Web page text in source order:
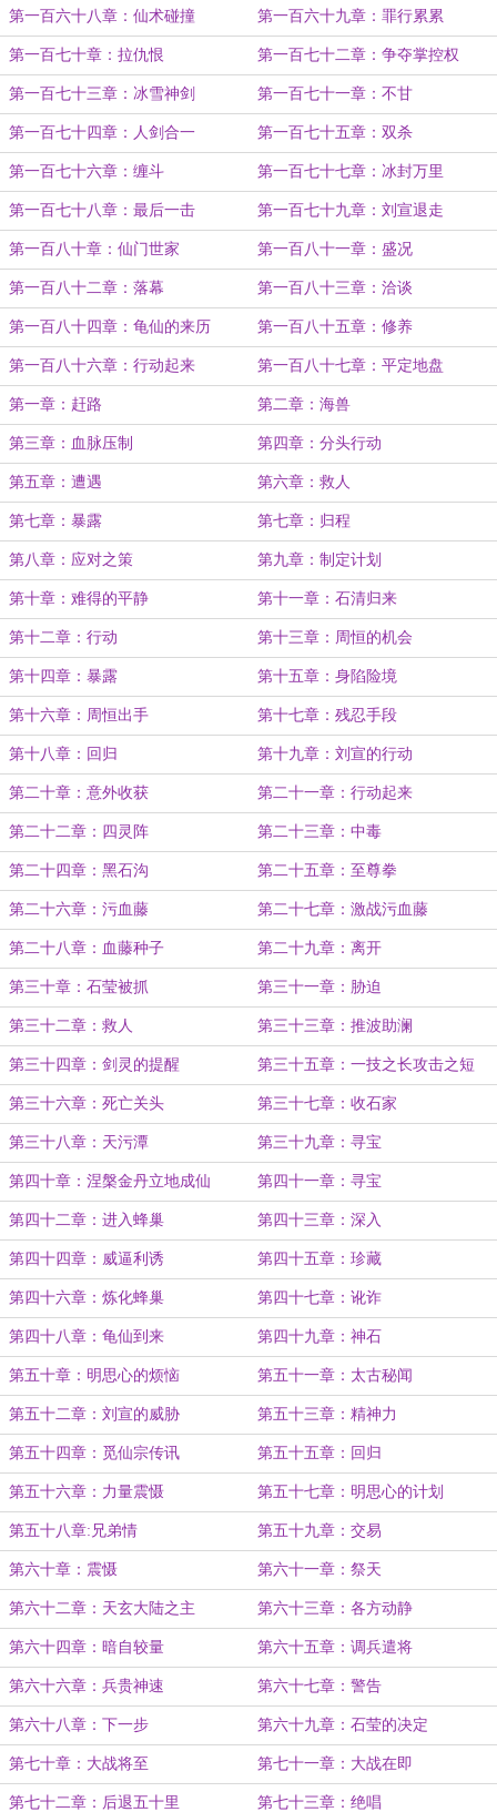
第一百六十八章：仙术碰撞 第一百六十九章：罪行累累
第一百七十章：拉仇恨 第一百七十二章：争夺掌控权
第一百七十三章：冰雪神剑 第一百七十一章：不甘
第一百七十四章：人剑合一 第一百七十五章：双杀
第一百七十六章：缠斗 第一百七十七章：冰封万里
第一百七十八章：最后一击 第一百七十九章：刘宣退走
第一百八十章：仙门世家 第一百八十一章：盛况
第一百八十二章：落幕 第一百八十三章：洽谈
第一百八十四章：龟仙的来历 第一百八十五章：修养
第一百八十六章：行动起来 第一百八十七章：平定地盘
第一章：赶路 第二章：海兽
第三章：血脉压制 第四章：分头行动
第五章：遭遇 第六章：救人
第七章：暴露 第七章：归程
第八章：应对之策 第九章：制定计划
第十章：难得的平静 第十一章：石清归来
第十二章：行动 第十三章：周恒的机会
第十四章：暴露 第十五章：身陷险境
第十六章：周恒出手 第十七章：残忍手段
第十八章：回归 第十九章：刘宣的行动
第二十章：意外收获 第二十一章：行动起来
第二十二章：四灵阵 第二十三章：中毒
第二十四章：黑石沟 第二十五章：至尊拳
第二十六章：污血藤 第二十七章：激战污血藤
第二十八章：血藤种子 第二十九章：离开
第三十章：石莹被抓 第三十一章：胁迫
第三十二章：救人 第三十三章：推波助澜
第三十四章：剑灵的提醒 第三十五章：一技之长攻击之短
第三十六章：死亡关头 第三十七章：收石家
第三十八章：天污潭 第三十九章：寻宝
第四十章：涅槃金丹立地成仙 第四十一章：寻宝
第四十二章：进入蜂巢 第四十三章：深入
第四十四章：威逼利诱 第四十五章：珍藏
第四十六章：炼化蜂巢 第四十七章：讹诈
第四十八章：龟仙到来 第四十九章：神石
第五十章：明思心的烦恼 第五十一章：太古秘闻
第五十二章：刘宣的威胁 第五十三章：精神力
第五十四章：觅仙宗传讯 第五十五章：回归
第五十六章：力量震慑 第五十七章：明思心的计划
第五十八章:兄弟情 第五十九章：交易
第六十章：震慑 第六十一章：祭天
第六十二章：天玄大陆之主 第六十三章：各方动静
第六十四章：暗自较量 第六十五章：调兵遣将
第六十六章：兵贵神速 第六十七章：警告
第六十八章：下一步 第六十九章：石莹的决定
第七十章：大战将至 第七十一章：大战在即
第七十二章：后退五十里 第七十三章：绝唱